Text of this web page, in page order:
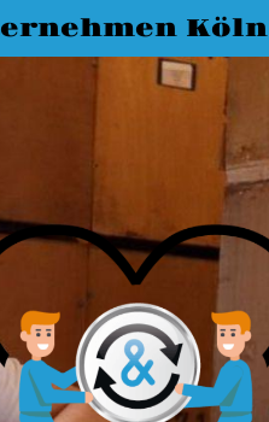
Köln